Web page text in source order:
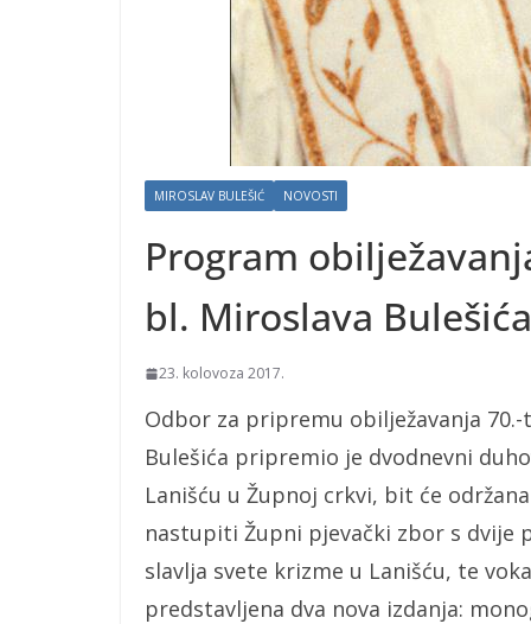
MIROSLAV BULEŠIĆ NOVOSTI
Program
bl. Miroslava Bulešića
23. kolovoza 2017.
Odbor za pripremu obilježavanja
Bulešića pripremio je dvodnevni
Lanišću u Župnoj crkvi, bit će
nastupiti Župni pjevački zbor s dvije
slavlja svete krizme u Lanišću, te
predstavljena dva nova izdanja: